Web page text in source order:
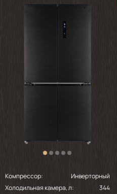
Компрессор:
Инверторный
Холодильная камера, л:
344